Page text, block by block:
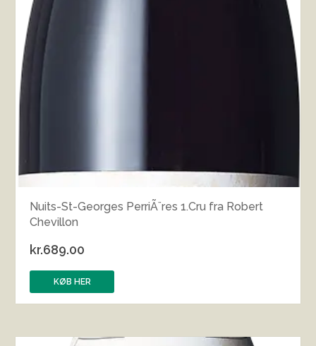
Nuits-St-Georges PerriÃ¨res 1.Cru fra Robert
Chevillon
kr.689.00
KØB HER